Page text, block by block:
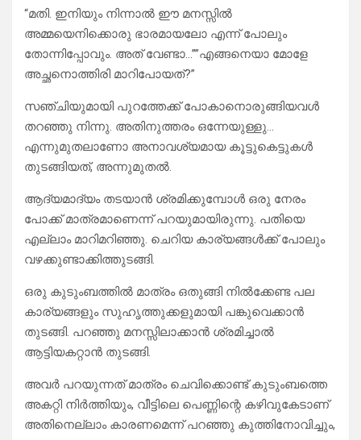
“മതി. ഇനിയും നിന്നാൽ ഈ മനസ്സിൽ
അമ്മയെനിക്കൊരു ഭാരമായലോ എന്ന് പോലും
തോന്നിപ്പോവും. അത്‌ വേണ്ടാ…””എങ്ങനെയാ മോളേ
അച്ഛനൊത്തിരി മാറിപോയത്?”
സഞ്ചിയുമായി പുറത്തേക്ക് പോകാനൊരുങ്ങിയവൾ
തറഞ്ഞു നിന്നു. അതിനുത്തരം ഒന്നേയുള്ളു…
എന്നുമുതലാണോ അനാവശ്യമായ കൂട്ടുകെട്ടുകൾ
തുടങ്ങിയത്, അന്നുമുതൽ.
ആദ്യമാദ്യം തടയാൻ ശ്രമിക്കുമ്പോൾ ഒരു നേരം
പോക്ക്‌ മാത്രമാണെന്ന് പറയുമായിരുന്നു. പതിയെ
എല്ലാം മാറിമറിഞ്ഞു. ചെറിയ കാര്യങ്ങൾക്ക് പോലും
വഴക്കുണ്ടാക്കിത്തുടങ്ങി.
ഒരു കുടുംബത്തിൽ മാത്രം ഒതുങ്ങി നിൽക്കേണ്ട പല
കാര്യങ്ങളും സുഹൃത്തുക്കളുമായി പങ്കുവെക്കാൻ
തുടങ്ങി. പറഞ്ഞു മനസ്സിലാക്കാൻ ശ്രമിച്ചാൽ
ആട്ടിയകറ്റാൻ തുടങ്ങി.
അവർ പറയുന്നത് മാത്രം ചെവിക്കൊണ്ട് കുടുംബത്തെ
അകറ്റി നിർത്തിയും, വീട്ടിലെ പെണ്ണിന്റെ കഴിവുകേടാണ്
അതിനെല്ലാം കാരണമെന്ന് പറഞ്ഞു കുത്തിനോവിച്ചും,